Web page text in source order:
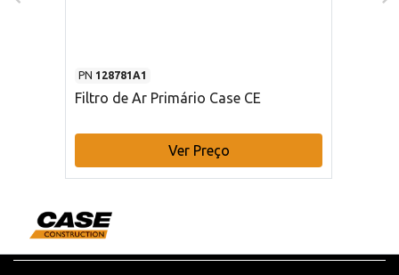
PN 128781A1
Filtro de Ar Primário Case CE
Ver Preço